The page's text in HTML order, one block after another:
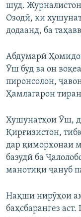
шуд.
Озодӣ, ки
додаанд, ба
Абдумарӣ
Ӯш буд ва он
пиронсолон,
Ҳамлагарон
Хушунатҳои Ӯш,
Қирғизистон,
дар қиморхонаи
базудӣ ба
манотиқи ҷануб
Нақши нирӯҳои
баҳсбарангез